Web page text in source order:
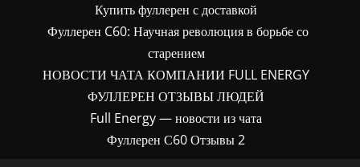
Купить фуллерен с доставкой
Фуллерен C60: Научная революция в борьбе со
старением
НОВОСТИ ЧАТА КОМПАНИИ FULL ENERGY
ФУЛЛЕРЕН ОТЗЫВЫ ЛЮДЕЙ
Full Energy — новости из чата
Фуллерен С60 Отзывы 2